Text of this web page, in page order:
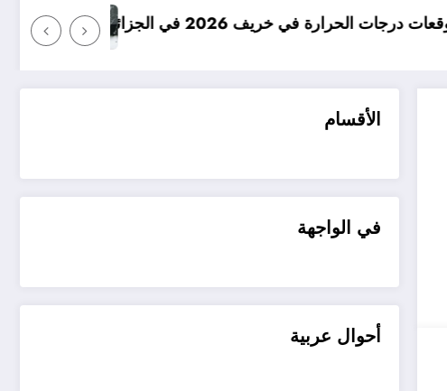
امطار بكميات كبيرة جدا متوقعة
الأقسام
في الواجهة
أحوال عربية